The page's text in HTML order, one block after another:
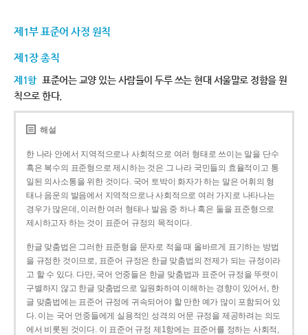
제1부 표준어 사정 원칙
제1장 총칙
제1항 표준어는 교양 있는 사람들이 두루 쓰는 현대 서울말로 정함을 원
칙으로 한다.
해설
한 나라 안에서 지역적으로나 사회적으로 여러 형태로 쓰이는 말을 단수
혹은 복수의 표준형으로 제시하는 것은 그 나라 국민들의 효율적이고 통
일된 의사소통을 위한 것이다. 국어 토박이 화자가 하는 말은 어휘의 형
태나 음운의 발음에서 지역적으로나 사회적으로 여러 가지로 나타나는
경우가 많은데, 이러한 여러 형태나 발음 중 하나 혹은 둘을 표준형으로
제시하고자 하는 것이 표준어 규정의 목적이다.
한글 맞춤법은 그러한 표준형을 문자로 적을 때 올바르게 표기하는 방법
을 규정한 것이므로, 표준어 규정은 한글 맞춤법의 전제가 되는 규정이라
고 할 수 있다. 다만, 국어 언중들은 한글 맞춤법과 표준어 규정을 뚜렷이
구별하지 않고 한글 맞춤법으로 일원화하여 이해하는 경향이 있어서, 한
글 맞춤법에는 표준어 규정에 귀속되어야 할 만한 예가 많이 포함되어 있
다. 이는 국어 언중들에게 실용적인 성격의 어문 규정을 제공하려는 의도
에서 비롯된 것이다. 이 표준어 규정 제1항에는 표준어를 정하는 사회적,